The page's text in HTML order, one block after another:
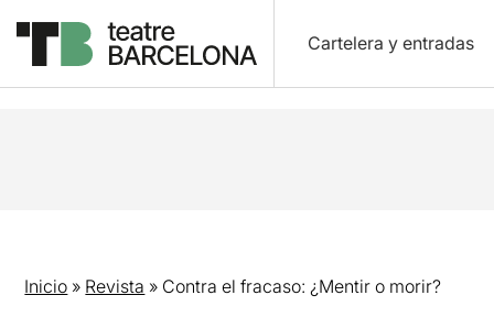
Cartelera y entradas
Inicio » Revista » Contra el fracaso: ¿Mentir o morir?